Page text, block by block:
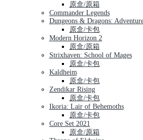
原盒/原箱
Commander Legends
Dungeons & Dragons:
原盒/卡包
Modern Horizon 2
原盒/原箱
Strixhaven: School of Mages
原盒/卡包
Kaldheim
原盒/卡包
Zendikar Rising
原盒/卡包
Ikoria: Lair of Behemoths
原盒/卡包
Core Set 2021
原盒/原箱